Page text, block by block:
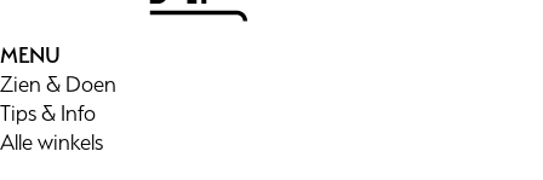
MENU
Zien & Doen
Tips & Info
Alle winkels